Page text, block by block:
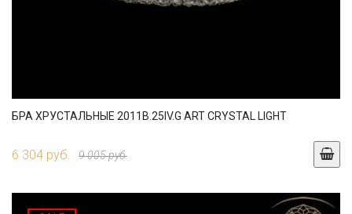
БРА ХРУСТАЛЬНЫЕ 2011B.25IV.G ART CRYSTAL LIGHT
6 304 руб. 9 005 руб.